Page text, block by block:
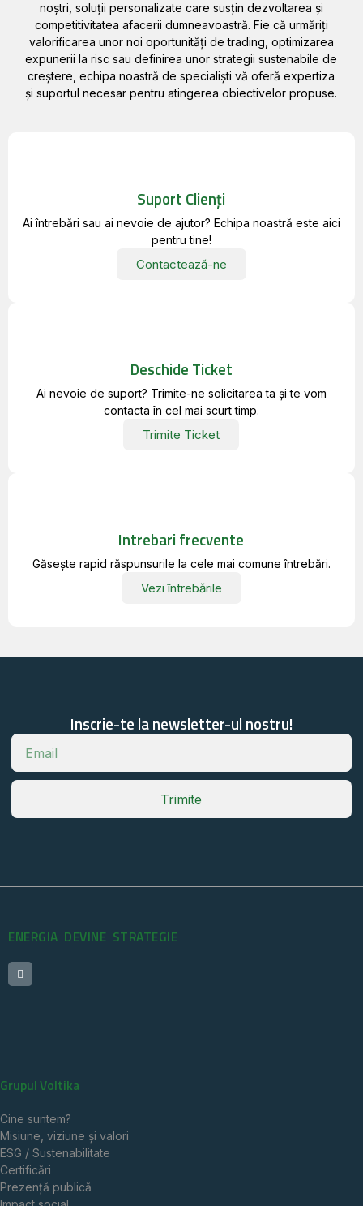
noștri, soluții personalizate care susțin dezvoltarea și
competitivitatea afacerii dumneavoastră. Fie că urmăriți
valorificarea unor noi oportunități de trading, optimizarea
expunerii la risc sau definirea unor strategii sustenabile de
creștere, echipa noastră de specialiști vă oferă expertiza
și suportul necesar pentru atingerea obiectivelor propuse.
Suport Clienți
Ai întrebări sau ai nevoie de ajutor? Echipa noastră este aici
pentru tine!
Contactează-ne
Deschide Ticket
Ai nevoie de suport? Trimite-ne solicitarea ta și te vom
contacta în cel mai scurt timp.
Trimite Ticket
Intrebari frecvente
Găsește rapid răspunsurile la cele mai comune întrebări.
Vezi întrebările
Inscrie-te la newsletter-ul nostru!
Trimite
ENERGIA DEVINE STRATEGIE
Grupul Voltika
Cine suntem?
Misiune, viziune și valori
ESG / Sustenabilitate
Certificări
Prezență publică